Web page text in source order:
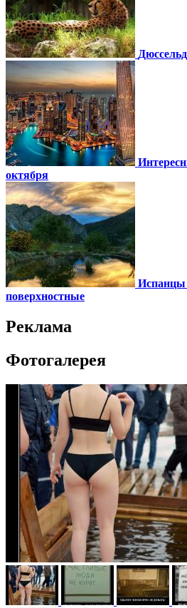
октября
поверхностные
Реклама
Фотогалерея